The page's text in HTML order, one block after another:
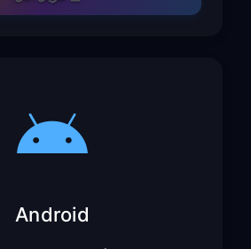
Android